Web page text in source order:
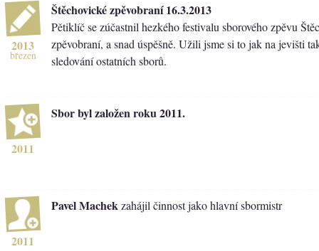
2013
březen
Štěchovické zpěvobraní 16.3.2013
Pětiklíč se zúčastnil hezkého festivalu sborového zpěvu
zpěvobraní, a snad úspěšně. Užili jsme si to jak na jevišti
sledování ostatních sborů.
2011
Sbor byl založen roku 2011.
2011
Pavel Machek zahájil činnost jako hlavní sbormistr